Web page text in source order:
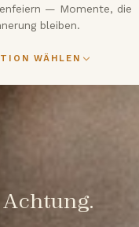
— Momente, die
bleiben.
WÄHLEN